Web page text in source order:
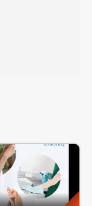
い…
ピンポイント
数多くありま